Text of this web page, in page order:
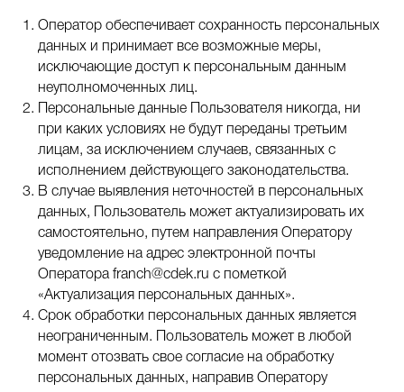
Оператор обеспечивает сохранность персональных
данных и принимает все возможные меры,
исключающие доступ к персональным данным
неуполномоченных лиц.
Персональные данные Пользователя никогда, ни
при каких условиях не будут переданы третьим
лицам, за исключением случаев, связанных с
исполнением действующего законодательства.
В случае выявления неточностей в персональных
данных, Пользователь может актуализировать их
самостоятельно, путем направления Оператору
уведомление на адрес электронной почты
Оператора franch@cdek.ru с пометкой
«Актуализация персональных данных».
Срок обработки персональных данных является
неограниченным. Пользователь может в любой
момент отозвать свое согласие на обработку
персональных данных, направив Оператору